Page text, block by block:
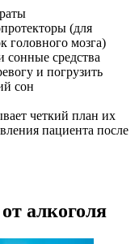
(для
головного мозга)
средства
и погрузить
сон
четкий план их
пациента после
алкоголя